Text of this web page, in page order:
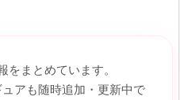
をまとめています。
アも随時追加・更新中で